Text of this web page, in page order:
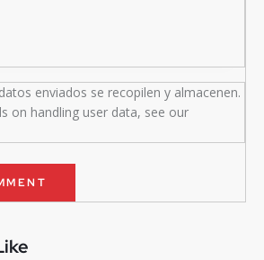
enviados se recopilen y almacenen.
on handling user data, see our